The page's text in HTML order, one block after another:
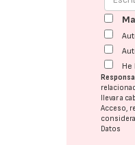
llevar a
Acceso,
Datos